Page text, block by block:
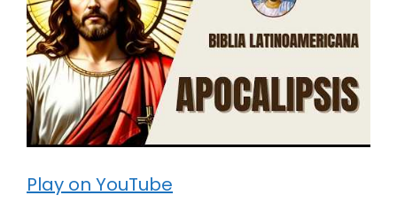
Play on YouTube